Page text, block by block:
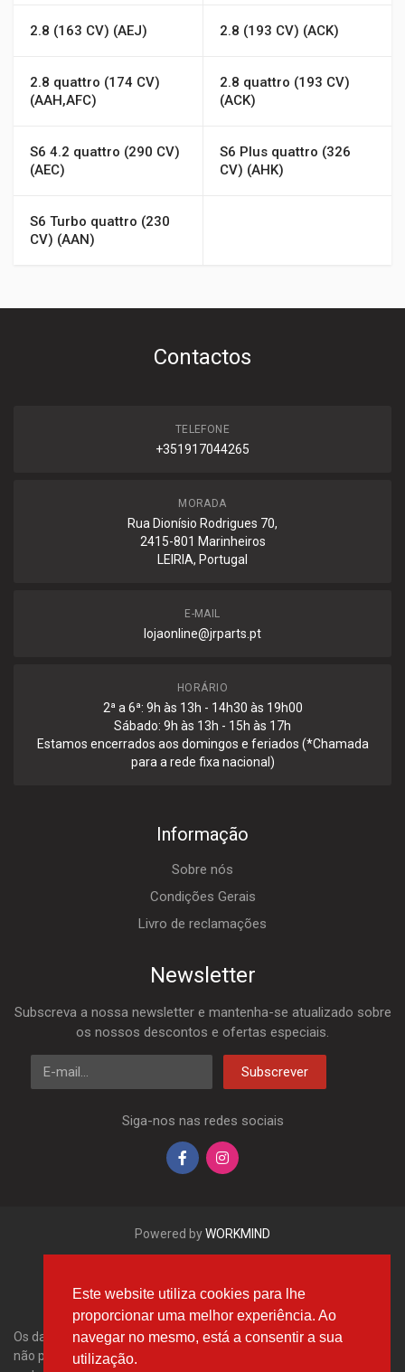
Este website utiliza cookies para lhe
proporcionar uma melhor experiência. Ao
navegar no mesmo, está a consentir a sua
utilização.
2.8 (163 CV) (AEJ) 2.8 (193 CV) (ACK)
2.8 quattro (174 CV)
(AAH,AFC)
2.8 quattro (193 CV)
(ACK)
S6 4.2 quattro (290 CV)
(AEC)
S6 Plus quattro (326
CV) (AHK)
S6 Turbo quattro (230
CV) (AAN)
Contactos
TELEFONE
+351917044265
MORADA
Rua Dionísio Rodrigues 70,
2415-801 Marinheiros
LEIRIA, Portugal
E-MAIL
lojaonline@jrparts.pt
HORÁRIO
2ª a 6ª: 9h às 13h - 14h30 às 19h00
Sábado: 9h às 13h - 15h às 17h
Estamos encerrados aos domingos e feriados (*Chamada
para a rede fixa nacional)
Informação
Sobre nós
Condições Gerais
Livro de reclamações
Newsletter
Subscreva a nossa newsletter e mantenha-se atualizado sobre
os nossos descontos e ofertas especiais.
E-mail
Subscrever
Siga-nos nas redes sociais
Powered byWORKMIND
Os dados aqui apresentados, em especial a base de dados inteira,
não podem ser copiados. É proibido reproduzir, distribuir os dados